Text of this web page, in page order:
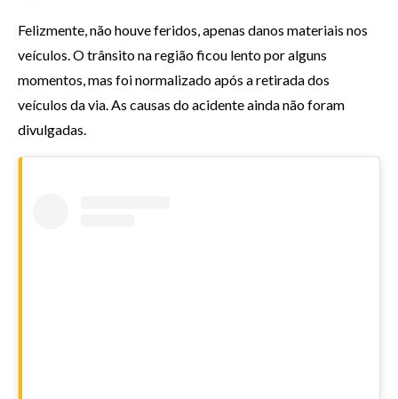
Felizmente, não houve feridos, apenas danos materiais nos
veículos. O trânsito na região ficou lento por alguns
momentos, mas foi normalizado após a retirada dos
veículos da via. As causas do acidente ainda não foram
divulgadas.